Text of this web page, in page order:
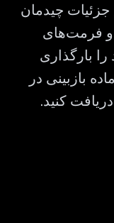
جزئیات چیدمان
در فایل‌های PDF، Word، Excel و فرمت‌های
بارگذاری
بازبینی در